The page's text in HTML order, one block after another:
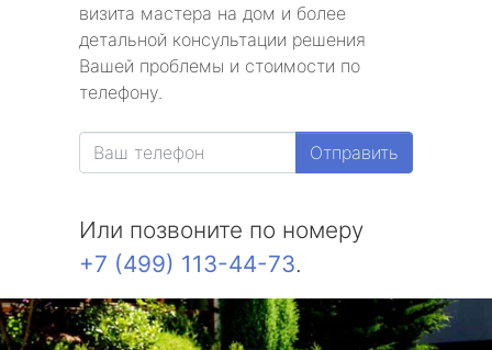
визита мастера на дом и более
детальной консультации решения
Вашей проблемы и стоимости по
телефону.
Отправить
Или позвоните по номеру
+7 (499) 113-44-73.